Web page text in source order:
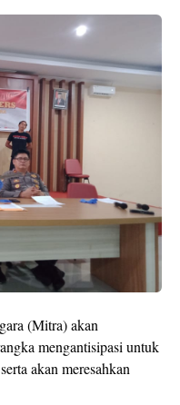
(Mitra) akan
mengantisipasi untuk
akan meresahkan